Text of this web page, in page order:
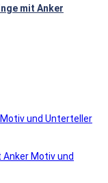
mit Anker